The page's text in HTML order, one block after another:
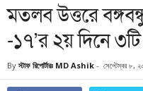
মতলব উত্তরে
-১৭’র ২য় দিনে
By স্টাফ রিপোর্টারঃ MD Ashik - সেপ্টেম্বর ৮,